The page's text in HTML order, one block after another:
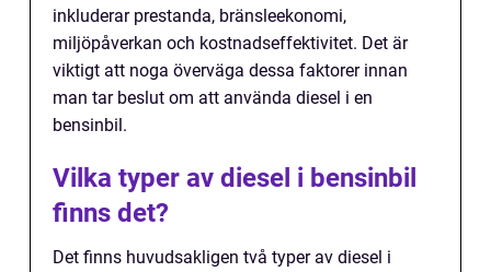
inkluderar prestanda, bränsleekonomi,
miljöpåverkan och kostnadseffektivitet. Det är
viktigt att noga överväga dessa faktorer innan
man tar beslut om att använda diesel i en
bensinbil.
Vilka typer av diesel i bensinbil
finns det?
Det finns huvudsakligen två typer av diesel i